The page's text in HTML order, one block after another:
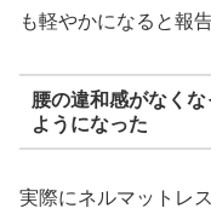
も軽やかになると報
腰の違和感がなく
ようになった
実際にネルマットレ